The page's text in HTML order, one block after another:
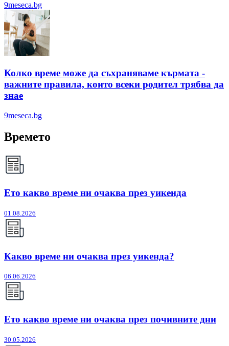
9meseca.bg
Колко време може да съхраняваме кърмата -
важните правила, които всеки родител трябва да
знае
9meseca.bg
Времето
Ето какво време ни очаква през уикенда
01.08.2026
Какво време ни очаква през уикенда?
06.06.2026
Ето какво време ни очаква през почивните дни
30.05.2026